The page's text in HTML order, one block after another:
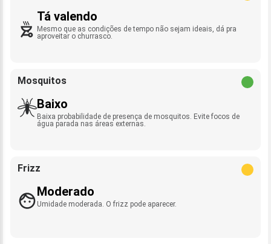
Tá valendo
Mesmo que as condições de tempo não sejam ideais, dá pra
aproveitar o churrasco.
Mosquitos
Baixo
Baixa probabilidade de presença de mosquitos. Evite focos de
água parada nas áreas externas.
Frizz
Moderado
Umidade moderada. O frizz pode aparecer.